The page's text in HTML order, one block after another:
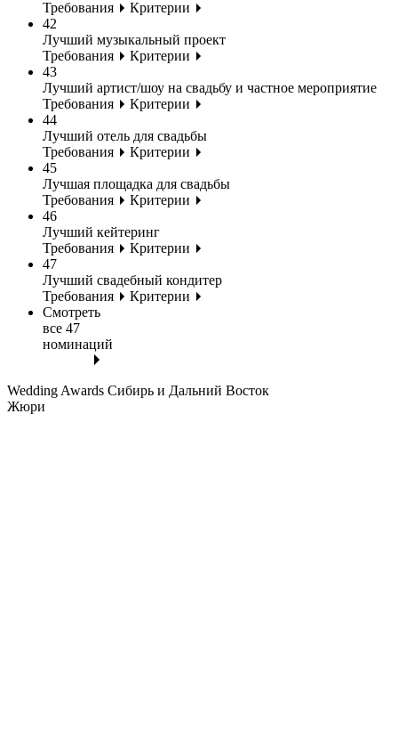
Требования
Критерии
42
Лучший музыкальный проект
Требования
Критерии
43
Лучший артист/шоу на свадьбу и частное мероприятие
Требования
Критерии
44
Лучший отель для свадьбы
Требования
Критерии
45
Лучшая площадка для свадьбы
Требования
Критерии
46
Лучший кейтеринг
Требования
Критерии
47
Лучший свадебный кондитер
Требования
Критерии
Смотреть
все 47
номинаций
Wedding Awards Сибирь и Дальний Восток
Жюри